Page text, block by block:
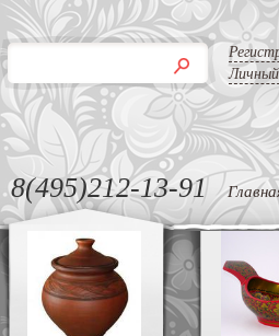
8(495)212-13-91